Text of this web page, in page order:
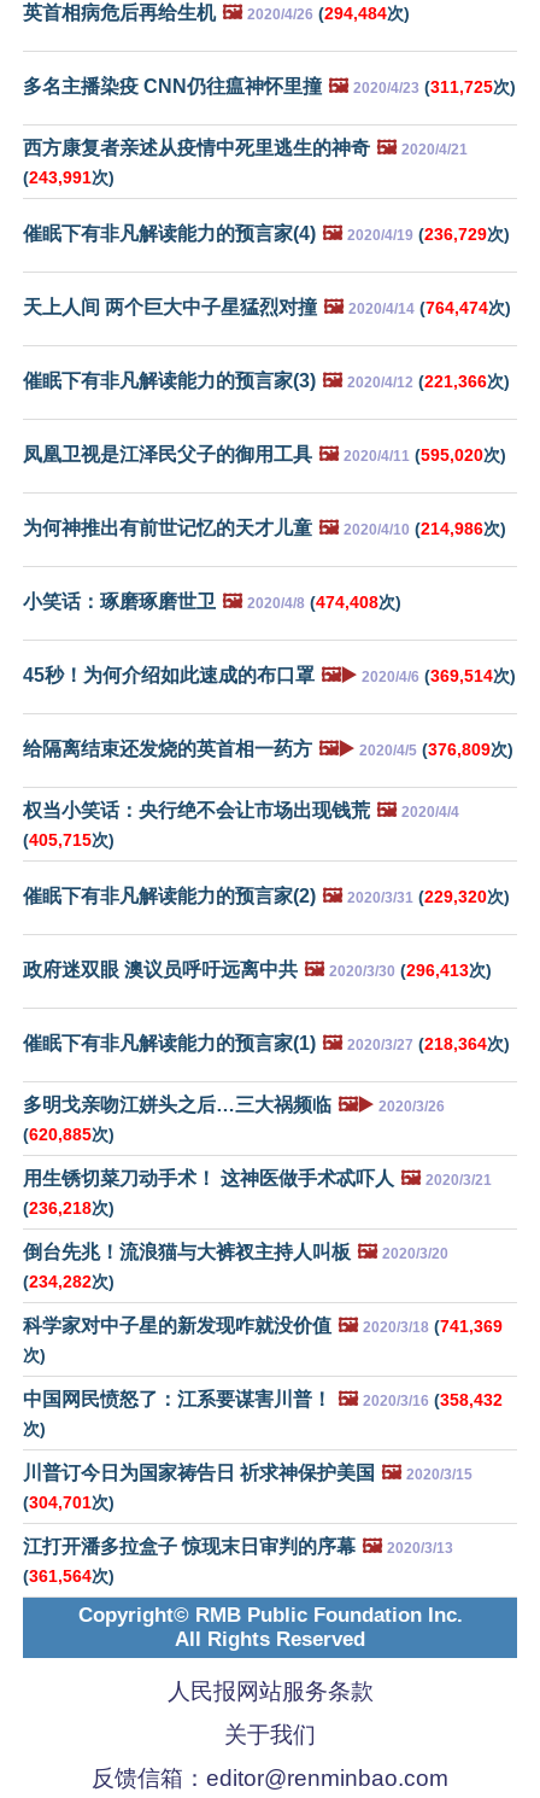
英首相病危后再给生机 🖼️ 2020/4/26 (294,484次)
多名主播染疫 CNN仍往瘟神怀里撞 🖼️ 2020/4/23 (311,725次)
西方康复者亲述从疫情中死里逃生的神奇 🖼️ 2020/4/21
(243,991次)
催眠下有非凡解读能力的预言家(4) 🖼️ 2020/4/19 (236,729次)
天上人间 两个巨大中子星猛烈对撞 🖼️ 2020/4/14 (764,474次)
催眠下有非凡解读能力的预言家(3) 🖼️ 2020/4/12 (221,366次)
凤凰卫视是江泽民父子的御用工具 🖼️ 2020/4/11 (595,020次)
为何神推出有前世记忆的天才儿童 🖼️ 2020/4/10 (214,986次)
小笑话：琢磨琢磨世卫 🖼️ 2020/4/8 (474,408次)
45秒！为何介绍如此速成的布口罩 🖼️▶️ 2020/4/6 (369,514次)
给隔离结束还发烧的英首相一药方 🖼️▶️ 2020/4/5 (376,809次)
权当小笑话：央行绝不会让市场出现钱荒 🖼️ 2020/4/4
(405,715次)
催眠下有非凡解读能力的预言家(2) 🖼️ 2020/3/31 (229,320次)
政府迷双眼 澳议员呼吁远离中共 🖼️ 2020/3/30 (296,413次)
催眠下有非凡解读能力的预言家(1) 🖼️ 2020/3/27 (218,364次)
多明戈亲吻江姘头之后…三大祸频临 🖼️▶️ 2020/3/26
(620,885次)
用生锈切菜刀动手术！ 这神医做手术忒吓人 🖼️ 2020/3/21
(236,218次)
倒台先兆！流浪猫与大裤衩主持人叫板 🖼️ 2020/3/20
(234,282次)
科学家对中子星的新发现咋就没价值 🖼️ 2020/3/18 (741,369
次)
中国网民愤怒了：江系要谋害川普！ 🖼️ 2020/3/16 (358,432
次)
川普订今日为国家祷告日 祈求神保护美国 🖼️ 2020/3/15
(304,701次)
江打开潘多拉盒子 惊现末日审判的序幕 🖼️ 2020/3/13
(361,564次)
Copyright© RMB Public Foundation Inc.
All Rights Reserved
人民报网站服务条款
关于我们
反馈信箱： editor@renminbao.com